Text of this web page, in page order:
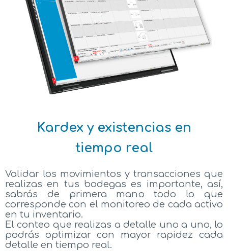
Kardex y existencias en
tiempo real
Validar los movimientos y transacciones que
realizas en tus bodegas es importante, así,
sabrás de primera mano todo lo que
corresponde con el monitoreo de cada activo
en tu inventario.
El conteo que realizas a detalle uno a uno, lo
podrás optimizar con mayor rapidez cada
detalle en tiempo real.